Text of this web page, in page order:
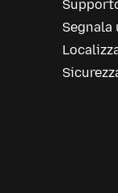
Segnala